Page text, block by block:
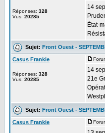
Réponses: 328
Vus: 20285
14
État-
Sujet: Front Ouest -
Casus Frankie
Réponses: 328
Vus: 20285
14
21e
Sujet: Front Ouest -
Casus Frankie